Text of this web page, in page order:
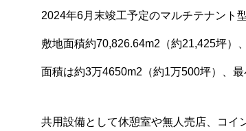
2024年6月末竣工予定のマルチテナント
敷地面積約70,826.64m2（約21,425坪）
面積は約3万4650m2（約1万500坪）、
共用設備として休憩室や無人売店、コイ